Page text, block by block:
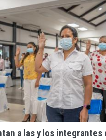
a las y los integrantes